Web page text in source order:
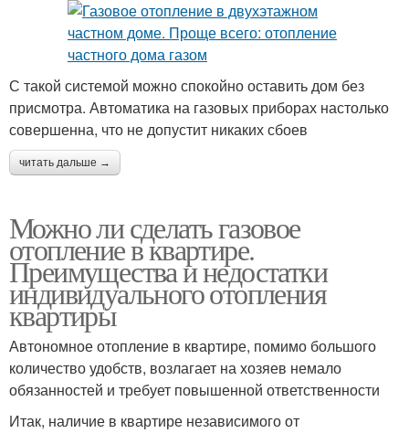
С такой системой можно спокойно оставить дом без
присмотра. Автоматика на газовых приборах настолько
совершенна, что не допустит никаких сбоев
читать дальше →
Можно ли сделать газовое
отопление в квартире.
Преимущества и недостатки
индивидуального отопления
квартиры
Автономное отопление в квартире, помимо большого
количество удобств, возлагает на хозяев немало
обязанностей и требует повышенной ответственности
Итак, наличие в квартире независимого от